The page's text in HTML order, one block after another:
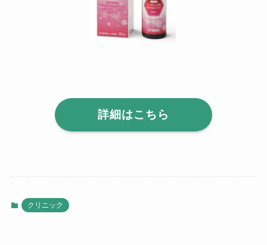
詳細はこちら
クリニック